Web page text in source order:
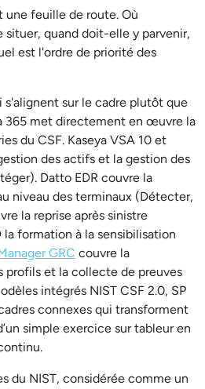
une feuille de route. Où
quand doit-elle y parvenir,
est l'ordre de priorité des
s'alignent sur le cadre plutôt que
365 met directement en œuvre la
du CSF. Kaseya VSA 10 et
des actifs et la gestion des
Datto EDR couvre la
niveau des terminaux (Détecter,
la reprise après sinistre
la formation à la sensibilisation
GRC couvre la
profils et la collecte de preuves
intégrés NIST CSF 2.0, SP
connexes qui transforment
simple exercice sur tableur en
du NIST, considérée comme un